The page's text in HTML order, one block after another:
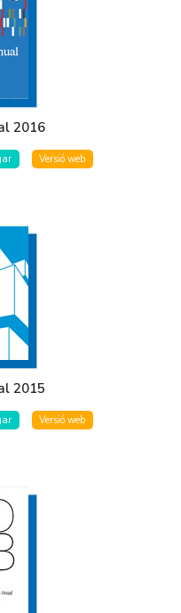
2016
Versió web
2015
Versió web